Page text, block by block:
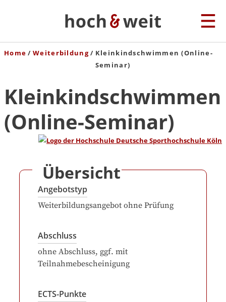
Home Weiterbildung
Kleinkindschwimmen (Online-
Seminar)
Kleinkindschwimmen
(Online-Seminar)
Übersicht
Angebotstyp
Weiterbildungsangebot ohne Prüfung
Abschluss
ohne Abschluss, ggf. mit
Teilnahmebescheinigung
ECTS-Punkte